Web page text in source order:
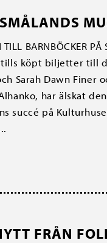
TILL BARNBÖCKER
köpt biljetter till
Sarah Dawn Finer
har älskat
succé på
FRÅN